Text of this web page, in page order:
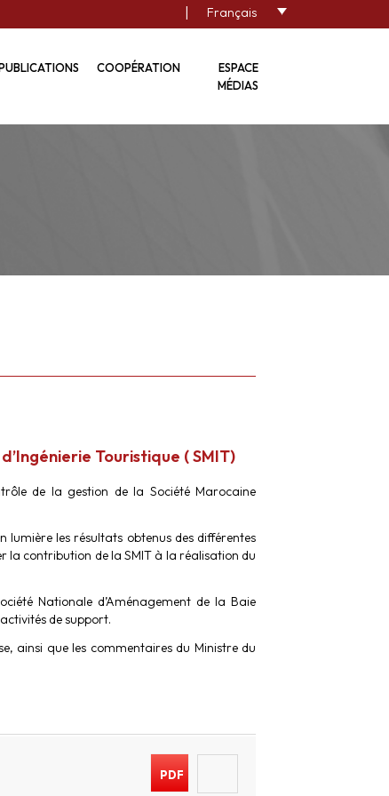
| Français
COOPÉRATION
ESPACE
MÉDIAS
Touristique ( SMIT)
de la gestion de la Société Marocaine
lumière les résultats obtenus des différentes
la contribution de la SMIT à la réalisation du
Nationale d’Aménagement de la Baie
de support.
ainsi que les commentaires du Ministre du
PDF